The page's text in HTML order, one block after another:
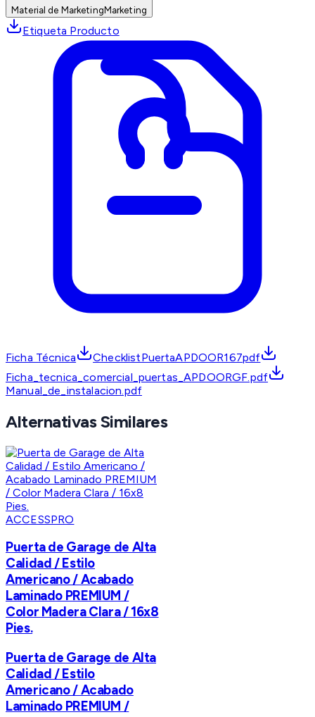
Material de MarketingMarketing
Etiqueta Producto
Ficha Técnica
ChecklistPuertaAPDOOR167pdf
Ficha_tecnica_comercial_puertas_APDOORGF.pdf
Manual_de_instalacion.pdf
Alternativas Similares
ACCESSPRO
Puerta de Garage de Alta
Calidad / Estilo
Americano / Acabado
Laminado PREMIUM /
Color Madera Clara / 16x8
Pies.
Puerta de Garage de Alta
Calidad / Estilo
Americano / Acabado
Laminado PREMIUM /